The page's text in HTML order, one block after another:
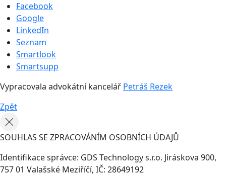
Facebook
Google
LinkedIn
Seznam
Smartlook
Smartsupp
Vypracovala advokátní kancelář Petráš Rezek
Zpět
SOUHLAS SE ZPRACOVÁNÍM OSOBNÍCH ÚDAJŮ
Identifikace správce: GDS Technology s.r.o. Jiráskova 900,
757 01 Valašské Meziříčí, IČ: 28649192